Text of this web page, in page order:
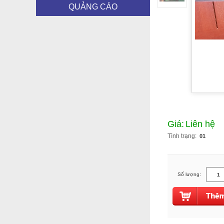
QUẢNG CÁO
Giá: Liên hệ
Tình trạng: 01
Số lượng: